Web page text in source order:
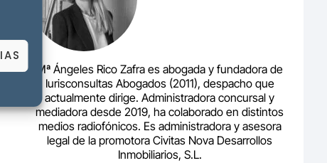
Mª Ángeles Rico Zafra es abogada y fundadora de
Iurisconsultas Abogados (2011), despacho que
actualmente dirige. Administradora concursal y
mediadora desde 2019, ha colaborado en distintos
medios radiofónicos. Es administradora y asesora
legal de la promotora Civitas Nova Desarrollos
Inmobiliarios, S.L.